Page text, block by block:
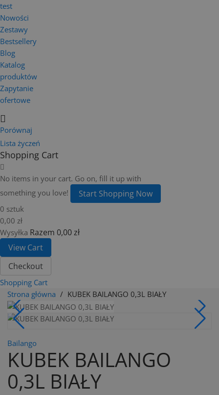
test
Nowości
Zestawy
Bestsellery
Blog
Katalog
produktów
Zapytanie
ofertowe
Porównaj
Lista życzeń
Shopping Cart
No items in your cart. Go on, fill it up with
something you love!
Start Shopping Now
0 sztuk
0,00 zł
Wysyłka Razem 0,00 zł
View Cart
Checkout
Shopping Cart
Strona główna
KUBEK BAILANGO 0,3L BIAŁY
Bailango
KUBEK BAILANGO
0,3L BIAŁY